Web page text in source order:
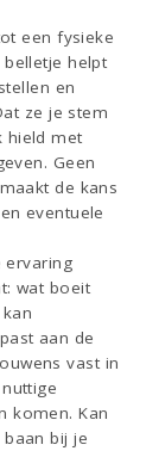
een fysieke
helpt
en
ze je stem
hield met
Geen
de kans
eventuele
ervaring
wat boeit
aan de
vast in
komen. Kan
bij je